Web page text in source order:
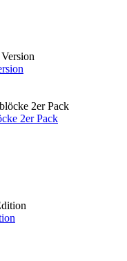
2er Pack